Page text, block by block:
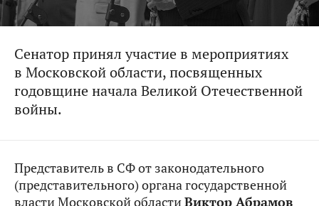
Сенатор принял участие в мероприятиях
в Московской области, посвященных
годовщине начала Великой Отечественной
войны.
Представитель в СФ от законодательного
(представительного) органа государственной
власти Московской областиВиктор Абрамов